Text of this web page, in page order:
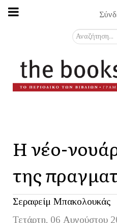
Αναζήτηση...
Η νέο-
της
Σεραφείμ Μπακολουκάς
Τετάρτη, 06 Αυγούστου